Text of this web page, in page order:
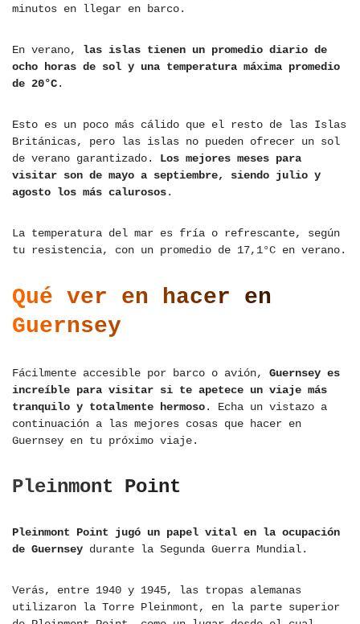
minutos en llegar en barco.
En verano, las islas tienen un promedio diario de
ocho horas de sol y una temperatura máxima promedio
de 20°C.
Esto es un poco más cálido que el resto de las Islas
Británicas, pero las islas no pueden ofrecer un sol
de verano garantizado. Los mejores meses para
visitar son de mayo a septiembre, siendo julio y
agosto los más calurosos.
La temperatura del mar es fría o refrescante, según
tu resistencia, con un promedio de 17,1°C en verano.
Qué ver en hacer en
Guernsey
Fácilmente accesible por barco o avión, Guernsey es
increíble para visitar si te apetece un viaje más
tranquilo y totalmente hermoso. Echa un vistazo a
continuación a las mejores cosas que hacer en
Guernsey en tu próximo viaje.
Pleinmont Point
Pleinmont Point jugó un papel vital en la ocupación
de Guernsey durante la Segunda Guerra Mundial.
Verás, entre 1940 y 1945, las tropas alemanas
utilizaron la Torre Pleinmont, en la parte superior